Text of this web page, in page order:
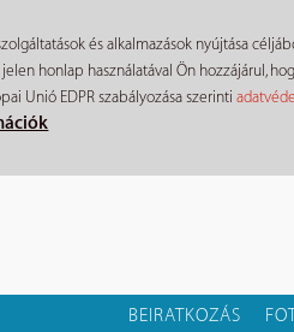
és alkalmazások nyújtása
honlap használatával Ön hozzájárul,
Unió EDPR szabályozása szerinti
BEIRATKOZÁS